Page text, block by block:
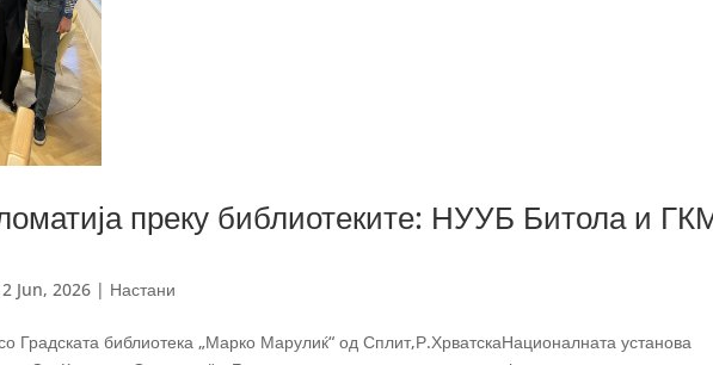
преку библиотеките: НУУБ Битола и
2 Jun, 2026 | Настани
Градската библиотека „Марко Марулиќ“ од Сплит,Р.ХрватскаНационалната установа